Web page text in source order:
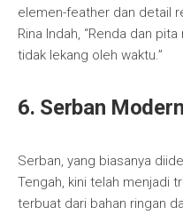
elemen-feather dan detail
Rina Indah, “Renda dan
tidak lekang oleh waktu.”
6. Serban Modern
Serban, yang biasanya
Tengah, kini telah menjadi
terbuat dari bahan ringan